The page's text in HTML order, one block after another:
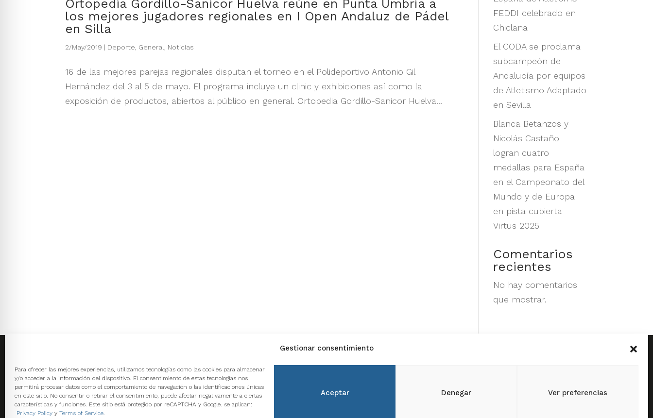
Gestionar consentimiento
Para ofrecer las mejores experiencias, utilizamos tecnologías como las cookies para almacenar
y/o acceder a la información del dispositivo. El consentimiento de estas tecnologías nos
permitirá procesar datos como el comportamiento de navegación o las identificaciones únicas
en este sitio. No consentir o retirar el consentimiento, puede afectar negativamente a ciertas
características y funciones. Este sitio está protegido por reCAPTCHA y Google. se aplican:
Privacy Policy y Terms of Service.
Aceptar Denegar Ver preferencias
Ortopedia Gordillo-Sanicor Huelva reúne en Punta Umbría a
los mejores jugadores regionales en I Open Andaluz de Pádel
en Silla
2/May/2019 | Deporte General Noticias
16 de las mejores parejas regionales disputan el torneo en el Polideportivo Antonio Gil
Hernández del 3 al 5 de mayo. El programa incluye un clinic y exhibiciones así como la
exposición de productos, abiertos al público en general. Ortopedia Gordillo-Sanicor Huelva...
FEDDI celebrado en
Chiclana
El CODA se proclama
subcampeón de
Andalucía por equipos
de Atletismo Adaptado
en Sevilla
Blanca Betanzos y
Nicolás Castaño
logran cuatro
medallas para España
en el Campeonato del
Mundo y de Europa
en pista cubierta
Virtus 2025
Comentarios
recientes
No hay comentarios
que mostrar.
Calle Dr. Juan Nicolás
Márquez, 8 Huelva
Teléfono y Fax:959 249 038
Avd. Diego Morón, 16
Huelva
Teléfono:959 151 996 - Fax:
959 290 562
Calle Guillermo Poole de
959 815 505
Teléfono y Fax:959 412 342